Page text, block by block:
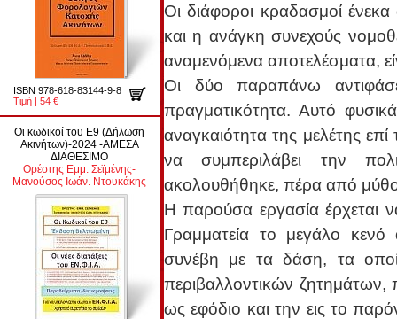
ISBN 978-618-83144-9-8
Τιμή | 54 €
Οι κωδικοί του Ε9 (Δήλωση
Ακινήτων)-2024 -ΑΜΕΣΑ
ΔΙΑΘΕΣΙΜΟ
Ορέστης Εμμ. Σεϊμένης-
Μανούσος Ιωάν. Ντουκάκης
Οι διάφοροι κραδασμοί
και η ανάγκη συνεχούς
αναμενόμενα αποτελέσματα,
Οι δύο παραπάνω
πραγματικότητα. Αυτό
αναγκαιότητα της μελέτης
να συμπεριλάβει την
ακολουθήθηκε, πέρα από
Η παρούσα εργασία έρχεται
Γραμματεία το μεγάλο κενό
συνέβη με τα δάση, τα
περιβαλλοντικών ζητημάτων,
ως εφόδιο και την εις το